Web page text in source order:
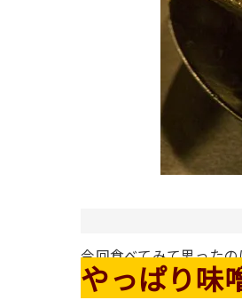
今回食べてみて思った
やっぱり味